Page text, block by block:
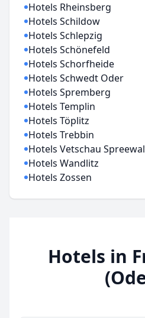
Hotels Rheinsberg
Hotels Schildow
Hotels Schlepzig
Hotels Schönefeld
Hotels Schorfheide
Hotels Schwedt Oder
Hotels Spremberg
Hotels Templin
Hotels Töplitz
Hotels Trebbin
Hotels Vetschau
Hotels Wandlitz
Hotels Zossen
Hotels in